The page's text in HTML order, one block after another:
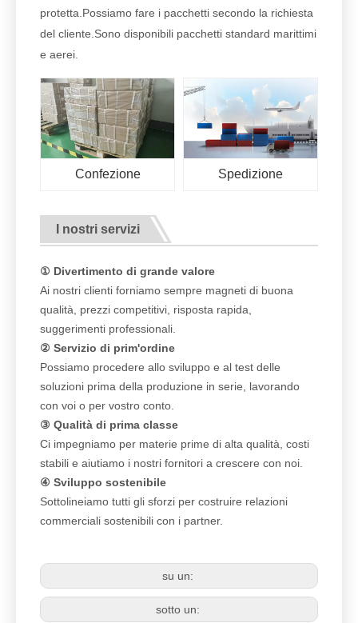
protetta.Possiamo fare i pacchetti secondo la richiesta
del cliente.Sono disponibili pacchetti standard marittimi
e aerei.
Confezione Spedizione
I nostri servizi
① Divertimento di grande valore
Ai nostri clienti forniamo sempre magneti di buona
qualità, prezzi competitivi, risposta rapida,
suggerimenti professionali.
② Servizio di prim'ordine
Possiamo procedere allo sviluppo e al test delle
soluzioni prima della produzione in serie, lavorando
con voi o per vostro conto.
③ Qualità di prima classe
Ci impegniamo per materie prime di alta qualità, costi
stabili e aiutiamo i nostri fornitori a crescere con noi.
④ Sviluppo sostenibile
Sottolineiamo tutti gli sforzi per costruire relazioni
commerciali sostenibili con i partner.
su un:
sotto un: